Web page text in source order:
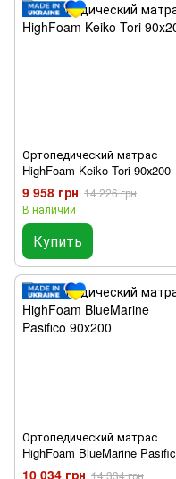
Ортопедический матрас
HighFoam Keiko Tori 90х200
9 958 грн 14 226 грн
В наличии
Купить
Ортопедический матрас
HighFoam BlueMarine
90х200
10 034 грн 14 334 грн